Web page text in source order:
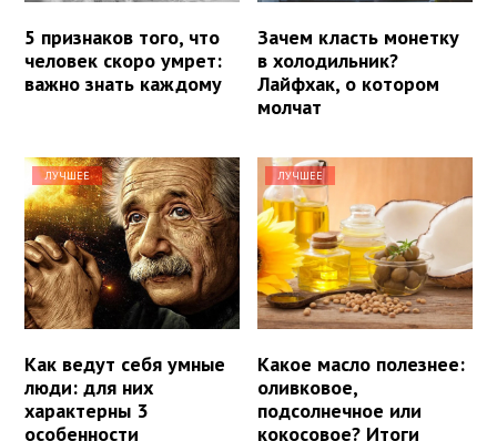
5 признаков того, что
человек скоро умрет:
важно знать каждому
Зачем класть монетку
в холодильник?
Лайфхак, о котором
молчат
ЛУЧШЕЕ
Как ведут себя умные
люди: для них
характерны 3
особенности
ЛУЧШЕЕ
Какое масло полезнее:
оливковое,
подсолнечное или
кокосовое? Итоги